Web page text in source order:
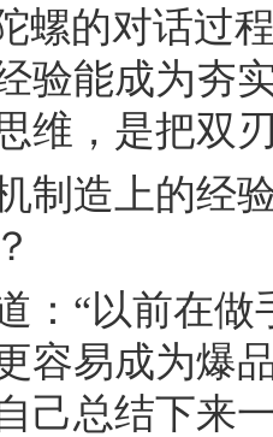
的对话过程
验能成为夯
维，是把双
造上的经验
“以前在做
容易成为爆
己总结下来